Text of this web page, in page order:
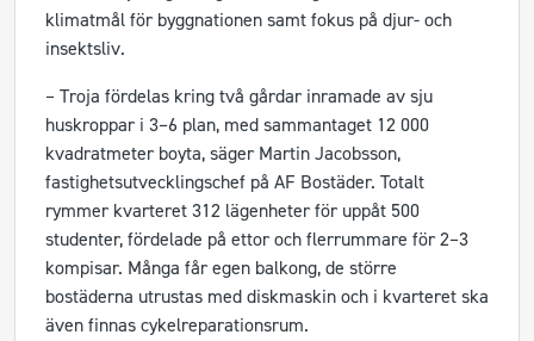
klimatmål för byggnationen samt fokus på djur- och
insektsliv.
– Troja fördelas kring två gårdar inramade av sju
huskroppar i 3–6 plan, med sammantaget 12 000
kvadratmeter boyta, säger Martin Jacobsson,
fastighetsutvecklingschef på AF Bostäder. Totalt
rymmer kvarteret 312 lägenheter för uppåt 500
studenter, fördelade på ettor och flerrummare för 2–3
kompisar. Många får egen balkong, de större
bostäderna utrustas med diskmaskin och i kvarteret ska
även finnas cykelreparationsrum.